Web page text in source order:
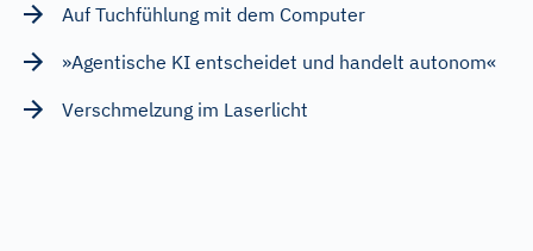
Auf Tuchfühlung mit dem Computer
»Agentische KI entscheidet und handelt autonom«
Verschmelzung im Laserlicht